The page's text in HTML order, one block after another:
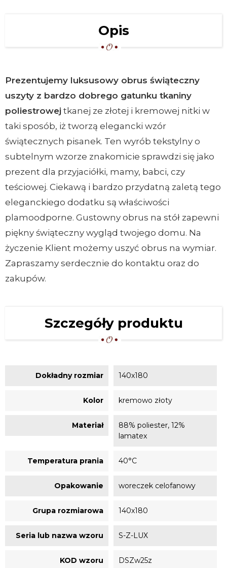
Opis
Prezentujemy luksusowy obrus świąteczny
uszyty z bardzo dobrego gatunku tkaniny
poliestrowej tkanej ze złotej i kremowej nitki w
taki sposób, iż tworzą elegancki wzór
świątecznych pisanek. Ten wyrób tekstylny o
subtelnym wzorze znakomicie sprawdzi się jako
prezent dla przyjaciółki, mamy, babci, czy
teściowej. Ciekawą i bardzo przydatną zaletą tego
eleganckiego dodatku są właściwości
plamoodporne. Gustowny obrus na stół zapewni
piękny świąteczny wygląd twojego domu. Na
życzenie Klient możemy uszyć obrus na wymiar.
Zapraszamy serdecznie do kontaktu oraz do
zakupów.
Szczegóły produktu
Dokładny rozmiar 140x180
Kolor kremowo złoty
Materiał
88% poliester, 12%
lamatex
Temperatura prania 40°C
Opakowanie woreczek celofanowy
Grupa rozmiarowa 140x180
Seria lub nazwa wzoru S-Z-LUX
KOD wzoru DSZw25z